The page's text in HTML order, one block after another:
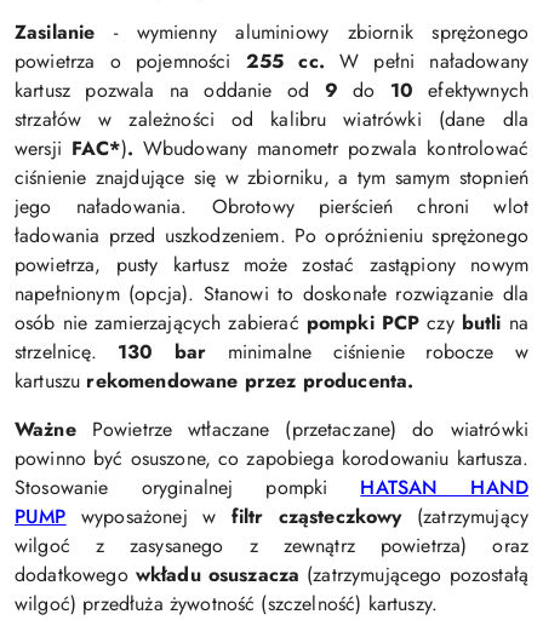
Zasilanie - wymienny aluminiowy zbiornik sprężonego
powietrza o pojemności 255 cc. W pełni naładowany
kartusz pozwala na oddanie od 9 do 10 efektywnych
strzałów w zależności od kalibru wiatrówki (dane dla
wersji FAC*). Wbudowany manometr pozwala kontrolować
ciśnienie znajdujące się w zbiorniku, a tym samym stopnień
jego naładowania. Obrotowy pierścień chroni wlot
ładowania przed uszkodzeniem. Po opróżnieniu sprężonego
powietrza, pusty kartusz może zostać zastąpiony nowym
napełnionym (opcja). Stanowi to doskonałe rozwiązanie dla
osób nie zamierzających zabierać pompki PCP czy butli na
strzelnicę. 130 bar
minimalne ciśnienie robocze w
kartuszu rekomendowane przez producenta.
WażnePowietrze wtłaczane (przetaczane) do wiatrówki
powinno być osuszone, co zapobiega korodowaniu kartusza.
Stosowanie oryginalnej pompki
HATSAN HAND
PUMP wyposażonej w filtr cząsteczkowy (zatrzymujący
wilgoć z zasysanego z zewnątrz powietrza) oraz
dodatkowego wkładu osuszacza (zatrzymującego pozostałą
wilgoć) przedłuża żywotność (szczelność) kartuszy.